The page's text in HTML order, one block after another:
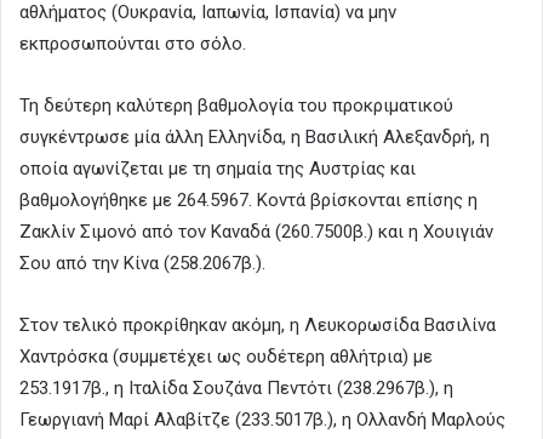
αθλήματος (Ουκρανία, Ιαπωνία, Ισπανία) να μην
εκπροσωπούνται στο σόλο.
Τη δεύτερη καλύτερη βαθμολογία του προκριματικού
συγκέντρωσε μία άλλη Ελληνίδα, η Βασιλική Αλεξανδρή, η
οποία αγωνίζεται με τη σημαία της Αυστρίας και
βαθμολογήθηκε με 264.5967. Κοντά βρίσκονται επίσης η
Ζακλίν Σιμονό από τον Καναδά (260.7500β.) και η Χουιγιάν
Σου από την Κίνα (258.2067β.).
Στον τελικό προκρίθηκαν ακόμη, η Λευκορωσίδα Βασιλίνα
Χαντρόσκα (συμμετέχει ως ουδέτερη αθλήτρια) με
253.1917β., η Ιταλίδα Σουζάνα Πεντότι (238.2967β.), η
Γεωργιανή Μαρί Αλαβίτζε (233.5017β.), η Ολλανδή Μαρλούς